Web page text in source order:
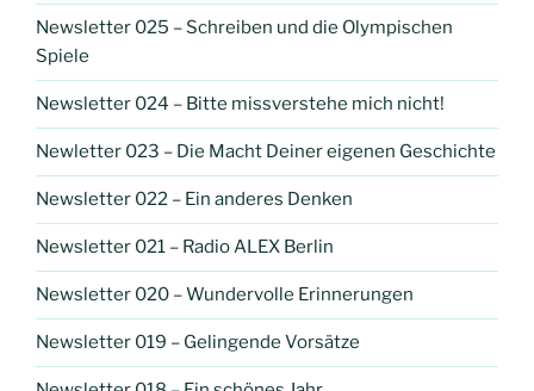
Newsletter 025 – Schreiben und die Olympischen
Spiele
Newsletter 024 – Bitte missverstehe mich nicht!
Newletter 023 – Die Macht Deiner eigenen Geschichte
Newsletter 022 – Ein anderes Denken
Newsletter 021 – Radio ALEX Berlin
Newsletter 020 – Wundervolle Erinnerungen
Newsletter 019 – Gelingende Vorsätze